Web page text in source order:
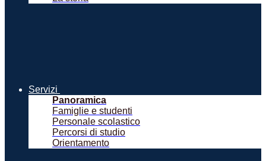
Servizi
Panoramica
Famiglie e studenti
Personale scolastico
Percorsi di studio
Orientamento